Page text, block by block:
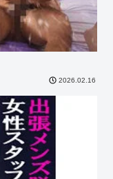
2026.02.16